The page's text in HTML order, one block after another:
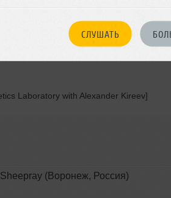
СЛУШАТЬ
Lincor Promo]
Promo]
Promo]
Laboratory with Alexander Kireev]
(Воронеж, Россия)